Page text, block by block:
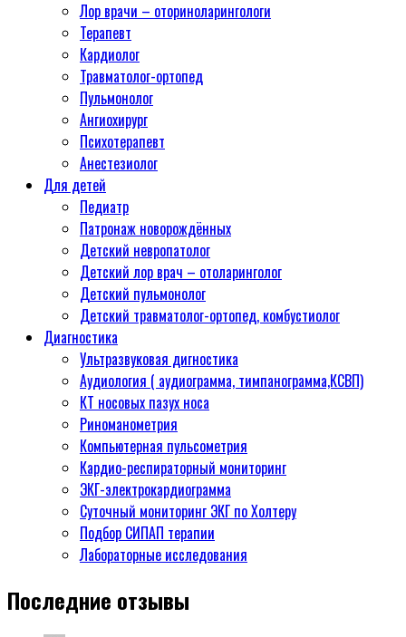
Лор врачи – оториноларингологи
Терапевт
Кардиолог
Травматолог-ортопед
Пульмонолог
Ангиохирург
Психотерапевт
Aнестезиолог
Для детей
Педиатр
Патронаж новорождённых
Детский невропатолог
Детский лор врач – отоларинголог
Детский пульмонолог
Детский травматолог-ортопед, комбустиолог
Диагностика
Ультразвуковая дигностика
Аудиология ( аудиограмма, тимпанограмма,КСВП)
КТ носовых пазух носа
Риноманометрия
Компьютерная пульсометрия
Кардио-респираторный мониторинг
ЭКГ-электрокардиограмма
Суточный мониторинг ЭКГ по Холтеру
Подбор СИПАП терапии
Лабораторные исследования
Последние отзывы